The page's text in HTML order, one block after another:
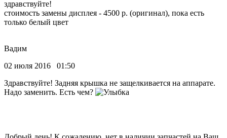
здравствуйте!
стоимость замены дисплея - 4500 р. (оригинал), пока есть
только белый цвет
Вадим
02 июля 2016 01:50
Здравствуйте! Задняя крышка не защелкивается на аппарате.
Надо заменить. Есть чем?